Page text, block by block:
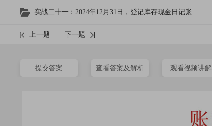
实战二十一：2024年12月31日，登记库存现金日记账
上一题 下一题
提交答案 查看答案及解析 观看视频讲解